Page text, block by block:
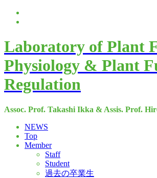
Laboratory of Plant
Physiology & Plant
Regulation
Assoc. Prof. Takashi Ikka & Assis. Prof.
NEWS
Top
Member
Staff
Student
過去の卒業生